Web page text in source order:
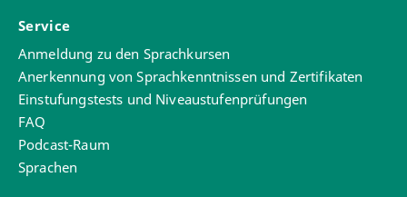
Service
Anmeldung zu den Sprachkursen
Anerkennung von Sprachkenntnissen und Zertifikaten
Einstufungstests und Niveaustufenprüfungen
FAQ
Podcast-Raum
Sprachen